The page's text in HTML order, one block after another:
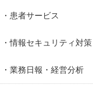
患者サービス
情報セキュリティ対策
業務日報・経営分析